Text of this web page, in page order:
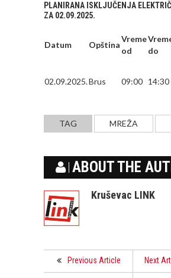
PLANIRANA ISKLJUČENJA
ZA 02.09.2025.
Datum Opština
Vreme
od
do
02.09.2025.Brus 09:00 14:30
TAG MREŽA
ABOUT THE
Kruševac LINK
Previous Article Next